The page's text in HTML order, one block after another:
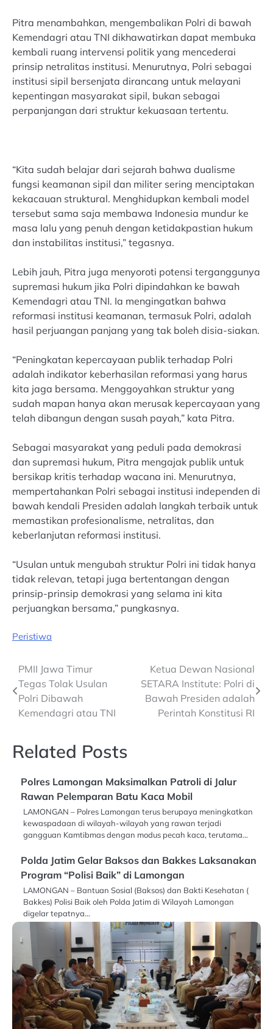
Pitra menambahkan, mengembalikan Polri di bawah
Kemendagri atau TNI dikhawatirkan dapat membuka
kembali ruang intervensi politik yang mencederai
prinsip netralitas institusi. Menurutnya, Polri sebagai
institusi sipil bersenjata dirancang untuk melayani
kepentingan masyarakat sipil, bukan sebagai
perpanjangan dari struktur kekuasaan tertentu.
“Kita sudah belajar dari sejarah bahwa dualisme
fungsi keamanan sipil dan militer sering menciptakan
kekacauan struktural. Menghidupkan kembali model
tersebut sama saja membawa Indonesia mundur ke
masa lalu yang penuh dengan ketidakpastian hukum
dan instabilitas institusi,” tegasnya.
Lebih jauh, Pitra juga menyoroti potensi terganggunya
supremasi hukum jika Polri dipindahkan ke bawah
Kemendagri atau TNI. Ia mengingatkan bahwa
reformasi institusi keamanan, termasuk Polri, adalah
hasil perjuangan panjang yang tak boleh disia-siakan.
“Peningkatan kepercayaan publik terhadap Polri
adalah indikator keberhasilan reformasi yang harus
kita jaga bersama. Menggoyahkan struktur yang
sudah mapan hanya akan merusak kepercayaan yang
telah dibangun dengan susah payah,” kata Pitra.
Sebagai masyarakat yang peduli pada demokrasi
dan supremasi hukum, Pitra mengajak publik untuk
bersikap kritis terhadap wacana ini. Menurutnya,
mempertahankan Polri sebagai institusi independen di
bawah kendali Presiden adalah langkah terbaik untuk
memastikan profesionalisme, netralitas, dan
keberlanjutan reformasi institusi.
“Usulan untuk mengubah struktur Polri ini tidak hanya
tidak relevan, tetapi juga bertentangan dengan
prinsip-prinsip demokrasi yang selama ini kita
perjuangkan bersama,” pungkasnya.
Peristiwa
Post
navigation
PMII Jawa Timur
Tegas Tolak Usulan
Polri Dibawah
Kemendagri atau TNI
Ketua Dewan Nasional
SETARA Institute: Polri di
Bawah Presiden adalah
Perintah Konstitusi RI
Related Posts
Polres Lamongan Maksimalkan Patroli di Jalur
Rawan Pelemparan Batu Kaca Mobil
LAMONGAN – Polres Lamongan terus berupaya meningkatkan
kewaspadaan di wilayah-wilayah yang rawan terjadi
gangguan Kamtibmas dengan modus pecah kaca, terutama…
Polda Jatim Gelar Baksos dan Bakkes Laksanakan
Program “Polisi Baik” di Lamongan
LAMONGAN – Bantuan Sosial (Baksos) dan Bakti Kesehatan (
Bakkes) Polisi Baik oleh Polda Jatim di Wilayah Lamongan
digelar tepatnya…